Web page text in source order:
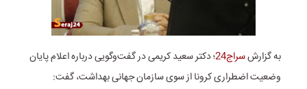
به گزارشسراج24
؛ دکتر سعید کریمی در گفت‌وگویی درباره اعلام پایان
وضعیت اضطراری کرونا از سوی سازمان جهانی بهداشت، گفت: